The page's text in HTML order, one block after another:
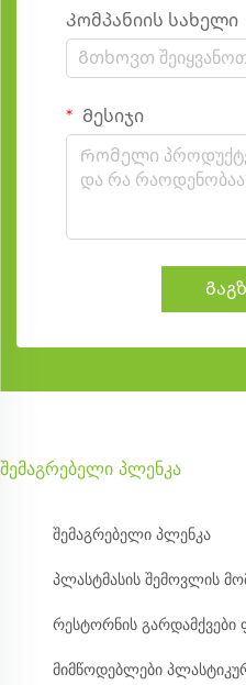
Კომპანიის სახელი
Მესიჯი
შემაგრებელი პლენკა
შემაგრებელი პლენკა
პლასტმასის შემოვლის
რესტორნის
მიმწოდებლები